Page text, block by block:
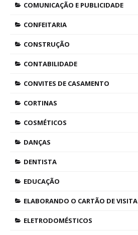
COMUNICAÇÃO E PUBLICIDADE
CONFEITARIA
CONSTRUÇÃO
CONTABILIDADE
CONVITES DE CASAMENTO
CORTINAS
COSMÉTICOS
DANÇAS
DENTISTA
EDUCAÇÃO
ELABORANDO O CARTÃO DE VISITA
ELETRODOMÉSTICOS